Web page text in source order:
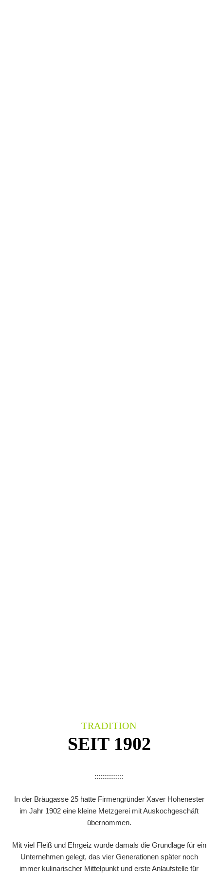
TRADITION
SEIT 1902
:::::::::::::::
In der Bräugasse 25 hatte Firmengründer Xaver Hohenester
im Jahr 1902 eine kleine Metzgerei mit Auskochgeschäft
übernommen.
Mit viel Fleiß und Ehrgeiz wurde damals die Grundlage für ein
Unternehmen gelegt, das vier Generationen später noch
immer kulinarischer Mittelpunkt und erste Anlaufstelle für